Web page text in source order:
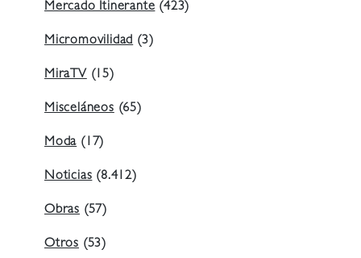
Mercado Itinerante(423)
Micromovilidad(3)
MiraTV(15)
Misceláneos(65)
Moda(17)
Noticias(8.412)
Obras (57)
Otros (53)